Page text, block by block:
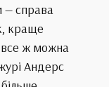
— справа
краще
все ж можна
Андерс